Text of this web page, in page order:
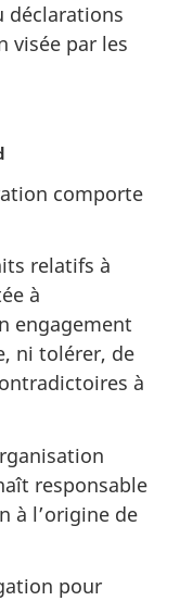
déclarations
visée par les
comporte
relatifs à
à
engagement
ni tolérer, de
à
responsable
à l’origine de
pour